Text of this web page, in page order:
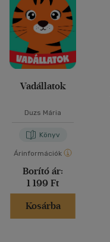
Vadállatok
Duzs Mária
Könyv
Árinformációk
Borító ár:
1 199 Ft
Kosárba